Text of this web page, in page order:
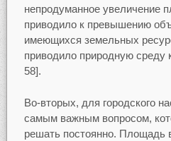
непродуманное увеличение
приводило к превышению
имеющихся земельных
приводило природную среду
58].
Во-вторых, для городского
самым важным вопросом,
решать постоянно. Площадь